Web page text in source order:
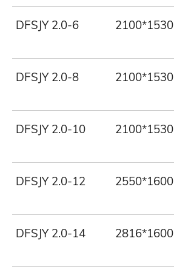
DFSJY 2.0-6 2100*1530
DFSJY 2.0-8 2100*1530
DFSJY 2.0-10 2100*1530
DFSJY 2.0-12 2550*1600
DFSJY 2.0-14 2816*1600